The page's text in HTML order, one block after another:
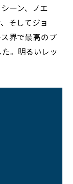
ーン、ノエ
そしてジョ
界で最高のプ
。明るいレッ